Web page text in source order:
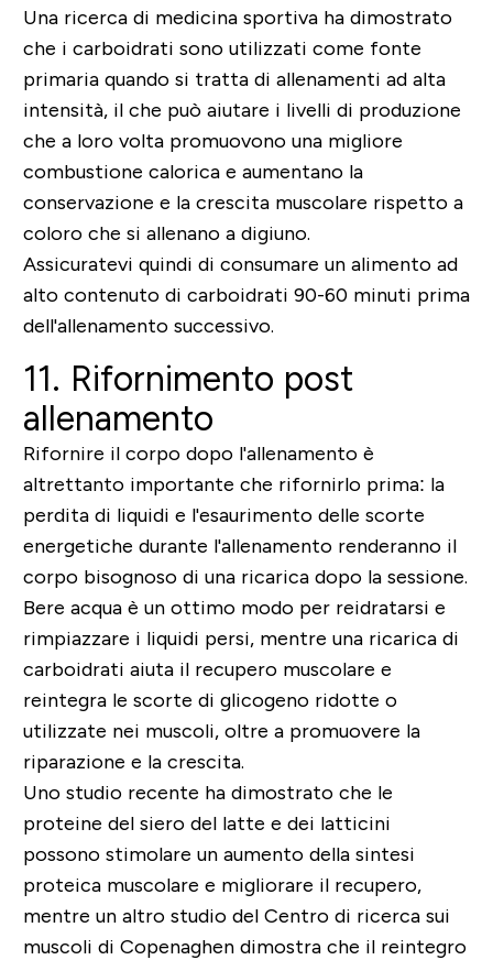
Una ricerca di medicina sportiva ha dimostrato
che i carboidrati sono utilizzati come fonte
primaria quando si tratta di allenamenti ad alta
intensità, il che può aiutare i livelli di produzione
che a loro volta promuovono una migliore
combustione calorica e aumentano la
conservazione e la crescita muscolare rispetto a
coloro che si allenano a digiuno.
Assicuratevi quindi di consumare un alimento ad
alto contenuto di carboidrati 90-60 minuti prima
dell'allenamento successivo.
11. Rifornimento post
allenamento
Rifornire il corpo dopo l'allenamento è
altrettanto importante che rifornirlo prima: la
perdita di liquidi e l'esaurimento delle scorte
energetiche durante l'allenamento renderanno il
corpo bisognoso di una ricarica dopo la sessione.
Bere acqua è un ottimo modo per reidratarsi e
rimpiazzare i liquidi persi, mentre una ricarica di
carboidrati aiuta il recupero muscolare e
reintegra le scorte di glicogeno ridotte o
utilizzate nei muscoli, oltre a promuovere la
riparazione e la crescita.
Uno studio recente ha dimostrato che le
proteine del siero del latte e dei latticini
possono stimolare un aumento della sintesi
proteica muscolare e migliorare il recupero,
mentre un altro studio del Centro di ricerca sui
muscoli di Copenaghen dimostra che il reintegro